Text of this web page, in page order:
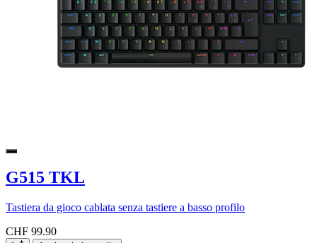
G515 TKL
Tastiera da gioco cablata senza tastiere a basso profilo
CHF 99.90